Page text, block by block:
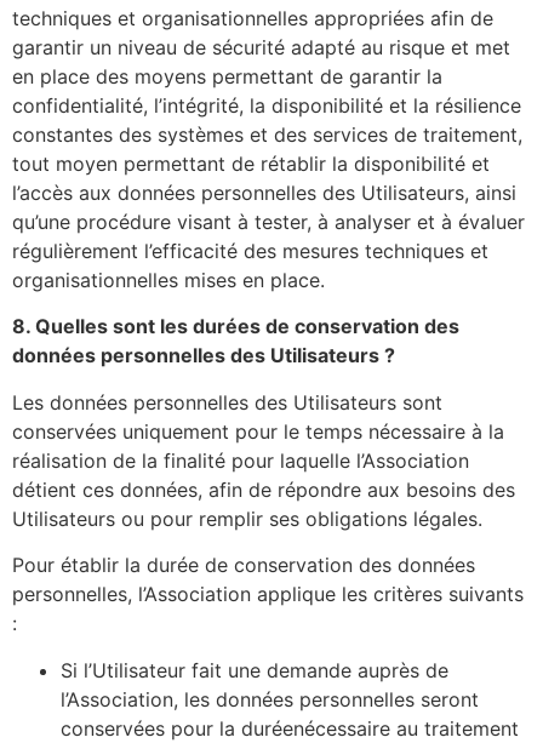
techniques et organisationnelles appropriées afin de
garantir un niveau de sécurité adapté au risque et met
en place des moyens permettant de garantir la
confidentialité, l’intégrité, la disponibilité et la résilience
constantes des systèmes et des services de traitement,
tout moyen permettant de rétablir la disponibilité et
l’accès aux données personnelles des Utilisateurs, ainsi
qu’une procédure visant à tester, à analyser et à évaluer
régulièrement l’efficacité des mesures techniques et
organisationnelles mises en place.
8. Quelles sont les durées de conservation des
données personnelles des Utilisateurs ?
Les données personnelles des Utilisateurs sont
conservées uniquement pour le temps nécessaire à la
réalisation de la finalité pour laquelle l’Association
détient ces données, afin de répondre aux besoins des
Utilisateurs ou pour remplir ses obligations légales.
Pour établir la durée de conservation des données
personnelles, l’Association applique les critères suivants
:
Si l’Utilisateur fait une demande auprès de
l’Association, les données personnelles seront
conservées pour la duréenécessaire au traitement